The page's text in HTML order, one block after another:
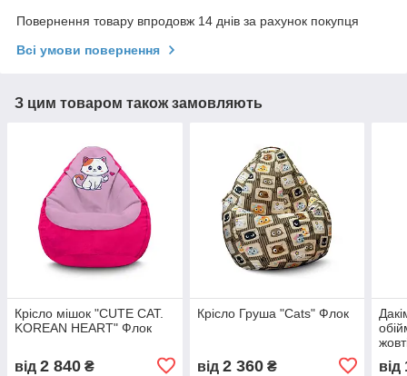
Повернення товару впродовж 14 днів за рахунок покупця
Всі умови повернення
З цим товаром також замовляють
Крісло мішок "CUTE CAT.
KOREAN HEART" Флок
від 2 840 ₴
Крісло Груша "Cats" Флок
від 2 360₴ від